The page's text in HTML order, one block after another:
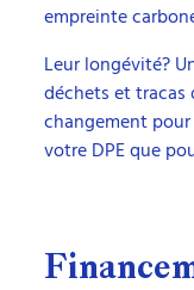
empreinte
Leur longévité?
déchets et
changement
votre DPE que